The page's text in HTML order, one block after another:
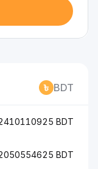
BDT
BDT
BDT